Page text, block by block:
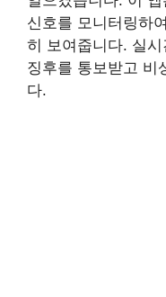
신호를 모니터링하
히 보여줍니다. 실
징후를 통보받고 비
다.